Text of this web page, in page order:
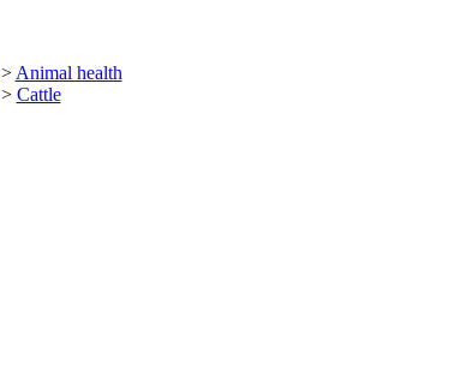
> Animal health
> Cattle